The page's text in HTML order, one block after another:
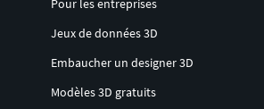
Pour les entreprises
Jeux de données 3D
Embaucher un designer 3D
Modèles 3D gratuits